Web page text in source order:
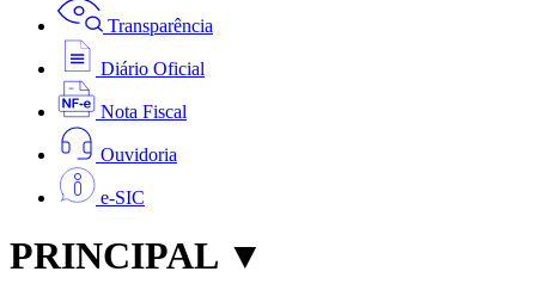
Transparência
Diário Oficial
Nota Fiscal
Ouvidoria
e-SIC
PRINCIPAL ▼